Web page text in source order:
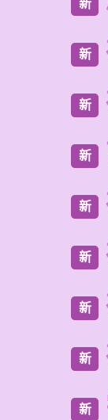
新
新
新
新
新
新
新
新
新